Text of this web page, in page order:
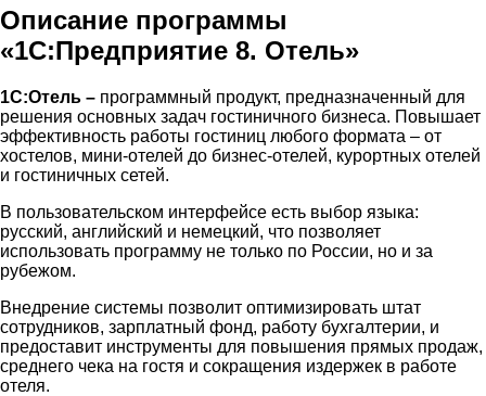
Описание программы
«1С:Предприятие 8. Отель»
1С:Отель – программный продукт, предназначенный для
решения основных задач гостиничного бизнеса. Повышает
эффективность работы гостиниц любого формата – от
хостелов, мини-отелей до бизнес-отелей, курортных отелей
и гостиничных сетей.
В пользовательском интерфейсе есть выбор языка:
русский, английский и немецкий, что позволяет
использовать программу не только по России, но и за
рубежом.
Внедрение системы позволит оптимизировать штат
сотрудников, зарплатный фонд, работу бухгалтерии, и
предоставит инструменты для повышения прямых продаж,
среднего чека на гостя и сокращения издержек в работе
отеля.